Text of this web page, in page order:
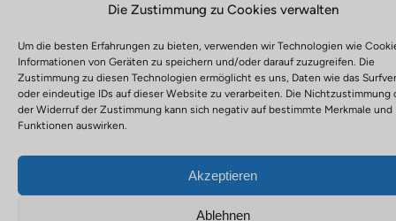
Die Zustimmung zu Cookies verwalten
Um die besten Erfahrungen zu bieten, verwenden wir Technologien wie
Informationen von Geräten zu speichern und/oder darauf zuzugreifen. Die
Zustimmung zu diesen Technologien ermöglicht es uns, Daten wie das
oder eindeutige IDs auf dieser Website zu verarbeiten. Die Nichtzustimmung
der Widerruf der Zustimmung kann sich negativ auf bestimmte Merkmale und
Funktionen auswirken.
Akzeptieren
Ablehnen